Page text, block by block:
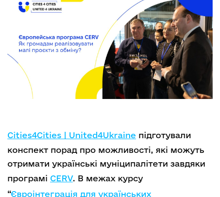
Сities4Cities | United4Ukraine підготували
конспект порад про можливості, які можуть
отримати українські муніципалітети завдяки
програмі CERV. В межах курсу
“Євроінтеграція для українських